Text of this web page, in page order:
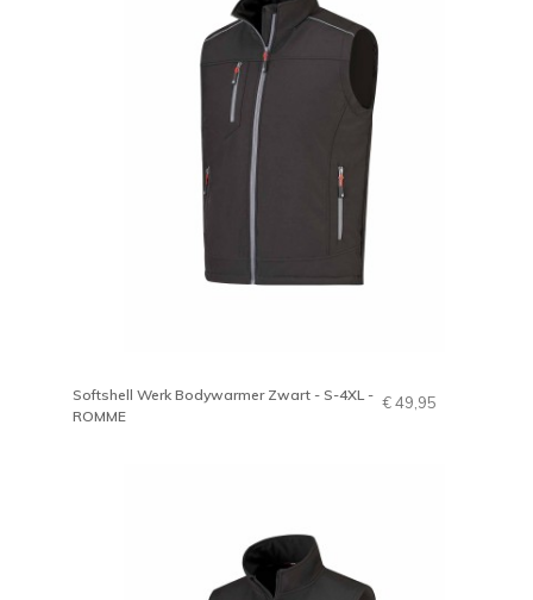
Softshell Werk Bodywarmer Zwart - S-4XL -
ROMME
€ 49,95